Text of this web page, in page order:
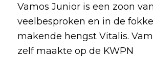
Vamos Junior is een zoon
veelbesproken en in de
makende hengst Vitalis.
zelf maakte op de KWPN